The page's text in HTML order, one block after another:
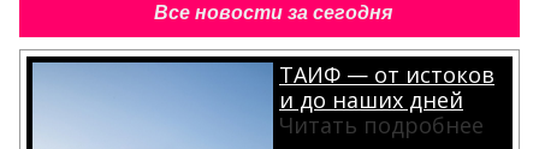
Все новости за сегодня
ТАИФ — от истоков
и до наших дней
Читать подробнее